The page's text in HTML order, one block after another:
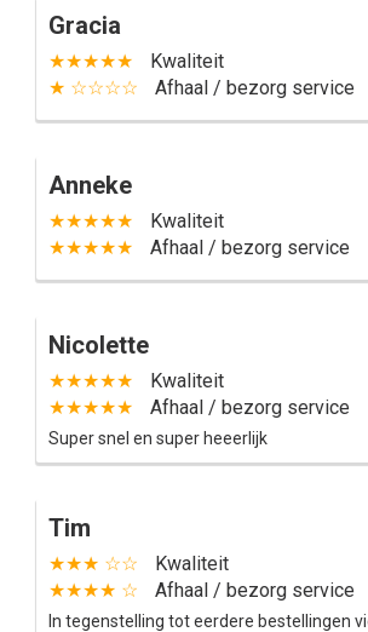
Gracia
★★★★★
Kwaliteit
★ ☆☆☆☆
Afhaal / bezorg service
Anneke
★★★★★
Kwaliteit
★★★★★
Afhaal / bezorg service
Nicolette
★★★★★
Kwaliteit
★★★★★
Afhaal / bezorg service
Super snel en super heeerlijk
Tim
★★★ ☆☆
Kwaliteit
★★★★ ☆
Afhaal / bezorg service
In tegenstelling tot eerdere bestellingen